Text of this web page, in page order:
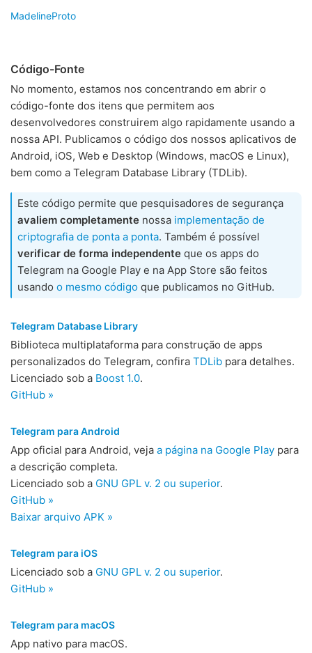
MadelineProto
Código-Fonte
No momento, estamos nos concentrando em abrir o
código-fonte dos itens que permitem aos
desenvolvedores construirem algo rapidamente usando a
nossa API. Publicamos o código dos nossos aplicativos de
Android, iOS, Web e Desktop (Windows, macOS e Linux),
bem como a Telegram Database Library (TDLib).
Este código permite que pesquisadores de segurança
avaliem completamente nossa implementação de
criptografia de ponta a ponta. Também é possível
verificar de forma independente que os apps do
Telegram na Google Play e na App Store são feitos
usando o mesmo código que publicamos no GitHub.
Telegram Database Library
Biblioteca multiplataforma para construção de apps
personalizados do Telegram, confira TDLib para detalhes.
Licenciado sob a Boost 1.0.
GitHub »
Telegram para Android
App oficial para Android, veja a página na Google Play para
a descrição completa.
Licenciado sob a GNU GPL v. 2 ou superior.
GitHub »
Baixar arquivo APK »
Telegram para iOS
Licenciado sob a GNU GPL v. 2 ou superior.
GitHub »
Telegram para macOS
App nativo para macOS.